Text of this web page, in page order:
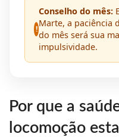
!
Conselho do mês:
Marte, a paciência
do mês será sua
impulsividade.
Por que a
locomoção